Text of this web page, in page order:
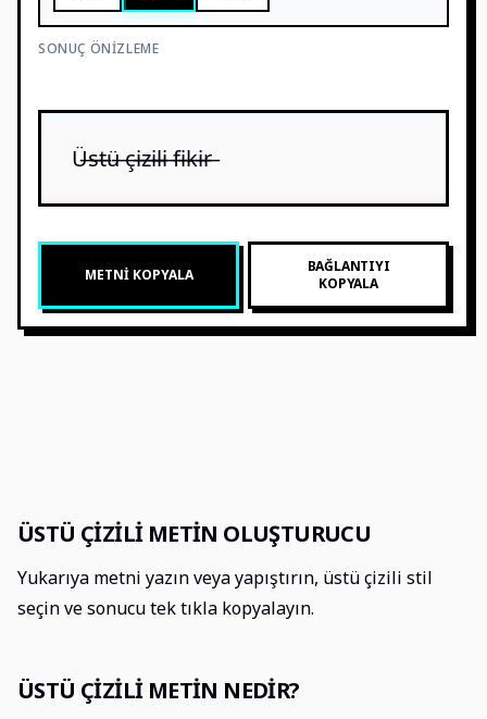
SONUÇ ÖNIZLEME
Ü̶s̶t̶ü̶ ç̶i̶z̶i̶l̶i̶ f̶i̶k̶i̶r̶
METNI KOPYALA
BAĞLANTIYI
KOPYALA
ÜSTÜ ÇIZILI METIN OLUŞTURUCU
Yukarıya metni yazın veya yapıştırın, üstü çizili stil
seçin ve sonucu tek tıkla kopyalayın.
ÜSTÜ ÇIZILI METIN NEDIR?